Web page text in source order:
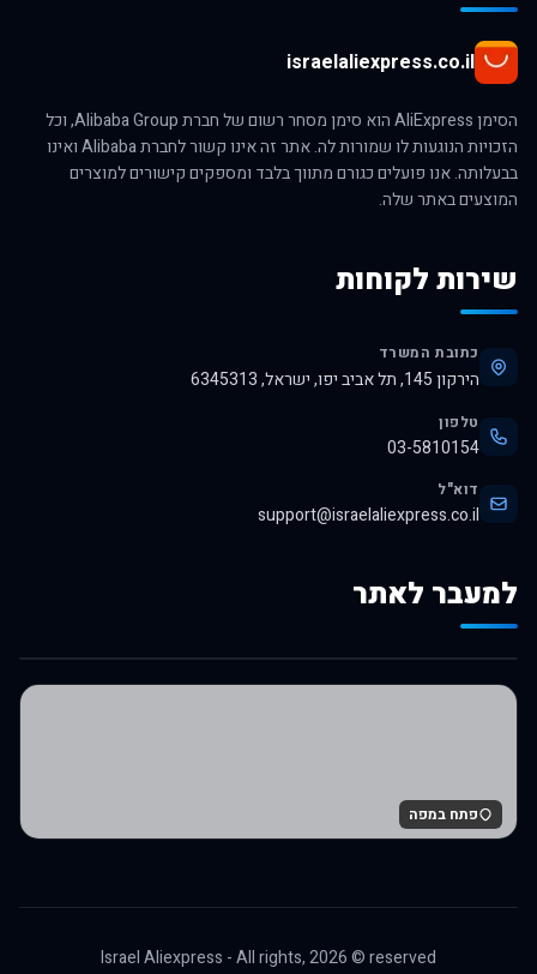
israelaliexpress.co.il
הסימן AliExpress הוא סימן מסחר רשום של חברת Alibaba Group, וכל
הזכויות הנוגעות לו שמורות לה. אתר זה אינו קשור לחברת Alibaba ואינו
בבעלותה. אנו פועלים כגורם מתווך בלבד ומספקים קישורים למוצרים
המוצעים באתר שלה.
שירות לקוחות
כתובת המשרד
הירקון 145, תל אביב יפו, ישראל, 6345313
טלפון
03-5810154
דוא"ל
support@israelaliexpress.co.il
למעבר לאתר
לרכישה באלי אקספרס
פתח במפה
Israel Aliexpress - All rights,2026© reserved